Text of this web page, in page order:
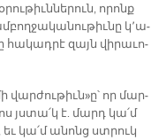
ո­րոնք
կ՚ա­
հա­կադ­րէ զայն վի­րա­ւո­
վար­ժու­թիւն»ը՝ որ մար­
յստա՛կ է. մարդ կա՛մ
եւ կա՛մ ա­նոնց ստրուկ